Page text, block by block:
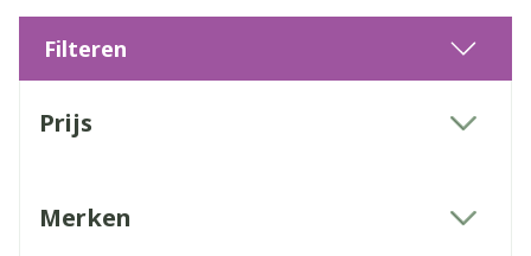
Filteren
Prijs
Merken